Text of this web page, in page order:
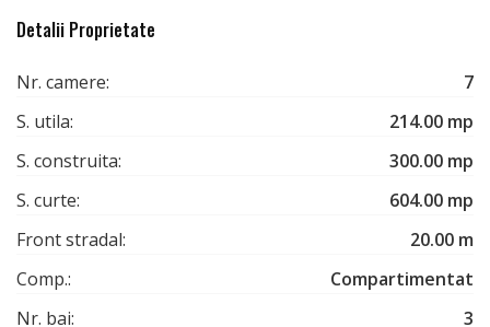
Detalii Proprietate
Nr. camere:
7
S. utila:
214.00 mp
S. construita:
300.00 mp
S. curte:
604.00 mp
Front stradal:
20.00 m
Comp.:
Compartimentat
Nr. bai:
3